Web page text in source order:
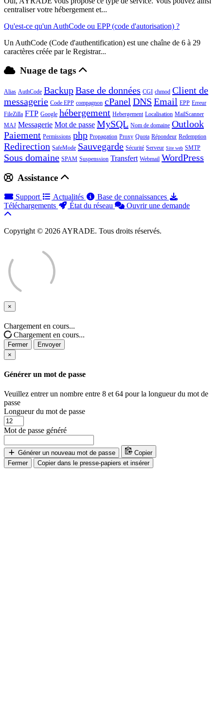
centraliser votre hébergement et...
Qu'est-ce qu'un AuthCode ou EPP (code d'autorisation) ?
Un AuthCode (Code d'authentification) est une chaîne de 6 à 29
caractères créée par le Registrar...
Nuage de tags
Alias AuthCode BackupBase de données CGI chmod Client de
messagerie Code EPP compagnon cPanel DNS Email EPP Erreur
FileZilla FTP Google hébergement Hebergement Localisation MailScanner
MAJ Messagerie Mot de passe MySQL Nom de domaine Outlook
Paiement Permissions php Propagation Proxy Quota Répondeur Redemption
Redirection SafeMode Sauvegarde Sécurité Serveur Site web SMTP
Sous domaine SPAM Suspenssion Transfert Webmail WordPress
Assistance
Support Actualités
Base de connaissances
Téléchargements
État du réseau Ouvrir une demande
Copyright © 2026 AYRADE. Tous droits réservés.
×
Fermer
Chargement en cours...
Chargement en cours...
Fermer
Envoyer
×
Générer un mot de passe
Veuillez entrer un nombre entre 8 et 64 pour la longueur du mot de
passe
Longueur du mot de passe
Mot de passe généré
Générer un nouveau mot de passe
Copier
Fermer
Copier dans le presse-papiers et insérer